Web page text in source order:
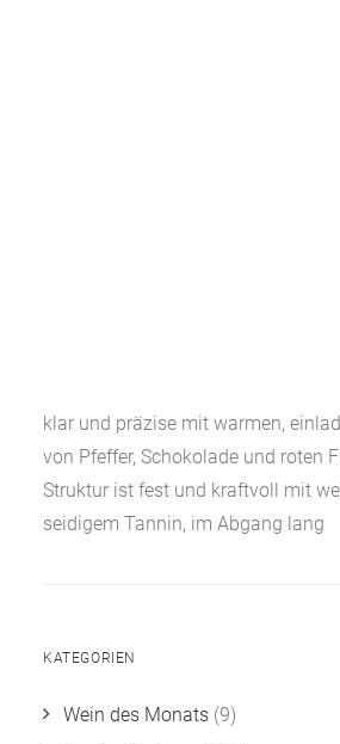
klar und präzise mit warmen,
von Pfeffer, Schokolade und roten
Struktur ist fest und kraftvoll mit
seidigem Tannin, im Abgang lang
KATEGORIEN
Wein des Monats (9)